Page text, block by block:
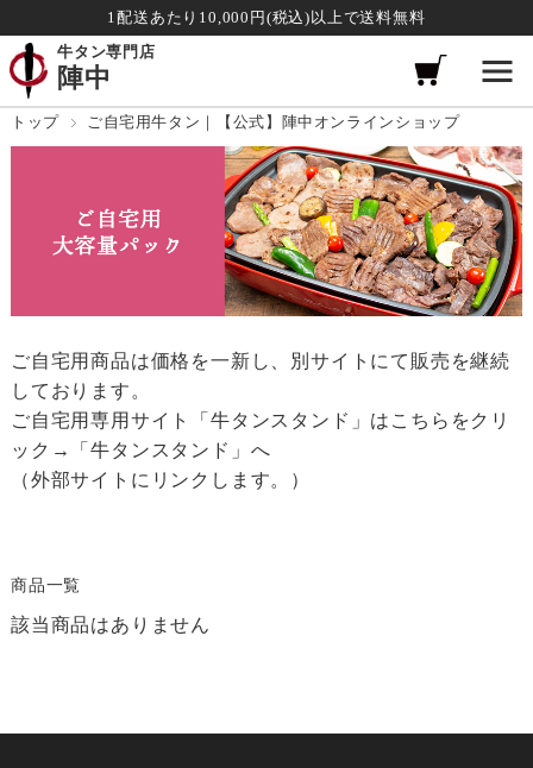
1配送あたり10,000円(税込)以上で送料無料
牛タン専門店
陣中
トップ ご自宅用牛タン｜【公式】陣中オンラインショップ
ご自宅用商品は価格を一新し、別サイトにて販売を継続
しております。
ご自宅用専用サイト「牛タンスタンド」はこちらをクリ
ック→
「牛タンスタンド」へ
（外部サイトにリンクします。）
商品一覧
該当商品はありません